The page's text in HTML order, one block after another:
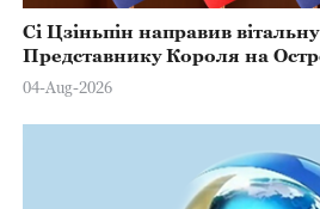
Сі Цзіньпін направив
Представнику Короля на
Марстерсу з нагоди Дня
04-Aug-2026